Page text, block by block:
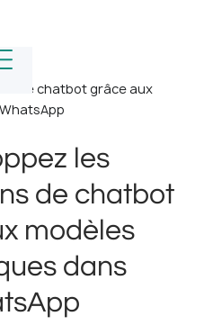
de chatbot grâce aux
les
de chatbot
modèles
dans